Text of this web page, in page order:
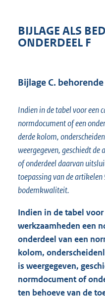
BIJLAGE ALS
ONDERDEEL F
Bijlage C.
Indien in de tabel voor een
normdocument of een
derde kolom,
weergegeven, geschiedt
of onderdeel daarvan
toepassing van de
bodemkwaliteit.
Indien in de tabel
werkzaamheden een
onderdeel van een
kolom,
is weergegeven,
normdocument of
ten behoeve van de